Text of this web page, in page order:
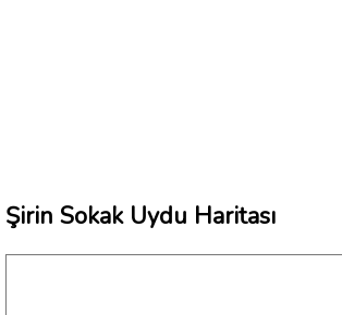
Şirin Sokak Uydu Haritası